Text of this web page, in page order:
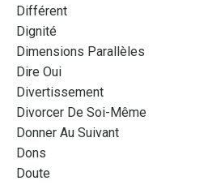
Différent
Dignité
Dimensions Parallèles
Dire Oui
Divertissement
Divorcer De Soi-Même
Donner Au Suivant
Dons
Doute